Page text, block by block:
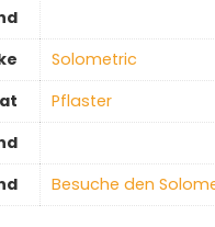
‎Solometric
‎Pflaster
Besuche den